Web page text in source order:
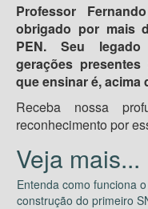
Professor
obrigado por mais
PEN. Seu
gerações
que ensinar é,
Receba nossa
reconhecimento por
Entenda como funciona
construção do primeiro